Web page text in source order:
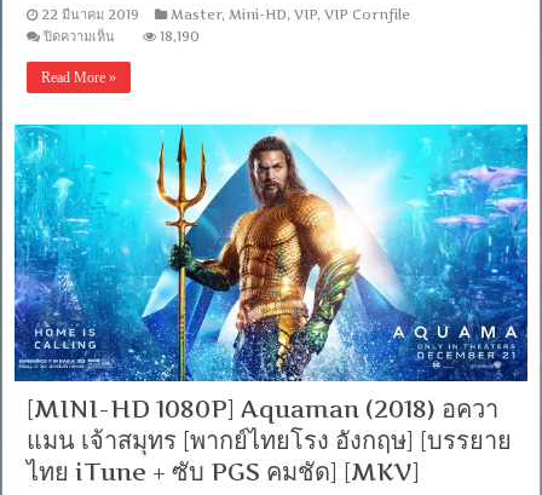
22 มีนาคม 2019 Master, Mini-HD,VIP,VIP Cornfile
ปิดความเห็น
1080P]
(2018)
สมุทร
IMAX
Edition
[พากย์
ไทย
5.1
+
เสียง
อังกฤษ
DTS]
[บรรยาย
ไทย
+
อังกฤษ]
[เสียง
+
18,190
Read More »
[MINI-HD 1080P] Aquaman (2018) อควา
แมน เจ้าสมุทร [พากย์ไทยโรง อังกฤษ] [บรรยาย
ไทย iTune + ซับ PGS คมชัด] [MKV]